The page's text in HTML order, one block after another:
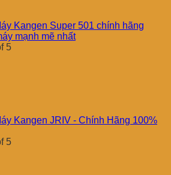
Kangen Super 501 chính hãng
mạnh mẽ nhất
5
Kangen JRIV - Chính Hãng 100%
5